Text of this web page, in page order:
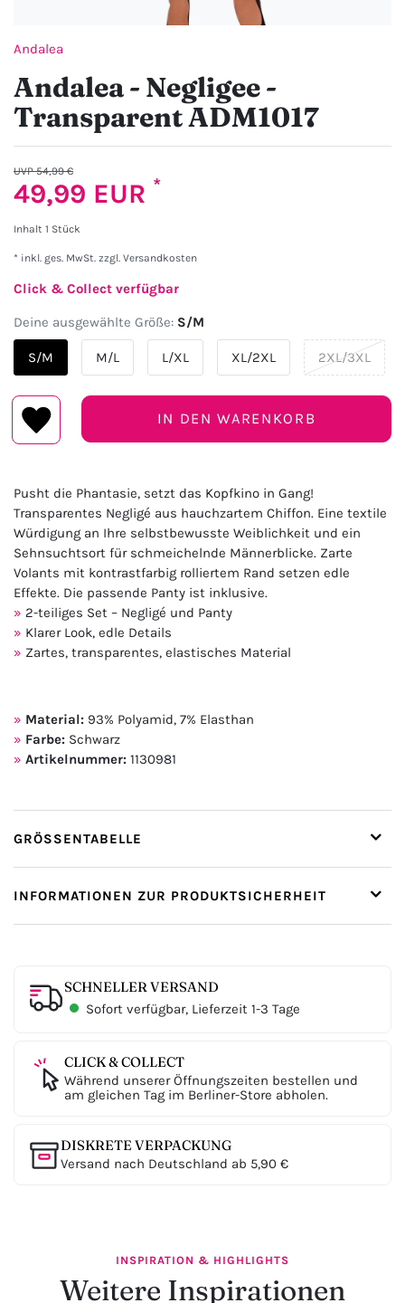
Andalea
Andalea - Negligee -
Transparent ADM1017
UVP 54,99 €
49,99 EUR *
Inhalt 1 Stück
* inkl. ges. MwSt. zzgl. Versandkosten
Click & Collect verfügbar
Deine ausgewählte Größe: S/M
S/M M/L L/XL XL/2XL 2XL/3XL
IN DEN WARENKORB
Pusht die Phantasie, setzt das Kopfkino in Gang!
Transparentes Negligé aus hauchzartem Chiffon. Eine textile
Würdigung an Ihre selbstbewusste Weiblichkeit und ein
Sehnsuchtsort für schmeichelnde Männerblicke. Zarte
Volants mit kontrastfarbig rolliertem Rand setzen edle
Effekte. Die passende Panty ist inklusive.
2-teiliges Set – Negligé und Panty
Klarer Look, edle Details
Zartes, transparentes, elastisches Material
Material: 93% Polyamid, 7% Elasthan
Farbe: Schwarz
Artikelnummer: 1130981
GRÖSSENTABELLE
INFORMATIONEN ZUR PRODUKTSICHERHEIT
SCHNELLER VERSAND
Sofort verfügbar, Lieferzeit 1-3 Tage
CLICK & COLLECT
Während unserer Öffnungszeiten bestellen und
am gleichen Tag im Berliner-Store abholen.
DISKRETE VERPACKUNG
Versand nach Deutschland ab 5,90 €
INSPIRATION & HIGHLIGHTS
Weitere Inspirationen